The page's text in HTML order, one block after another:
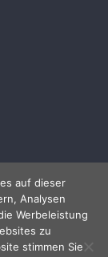
auf dieser
Analysen
Werbeleistung
zu
stimmen Sie